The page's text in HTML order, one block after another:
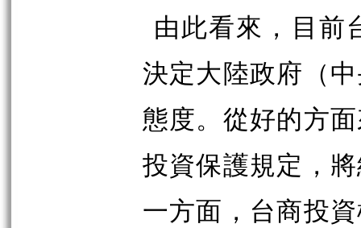
由此看來，目前
決定大陸政府（
態度。從好的方
投資保護規定，
一方面，台商投